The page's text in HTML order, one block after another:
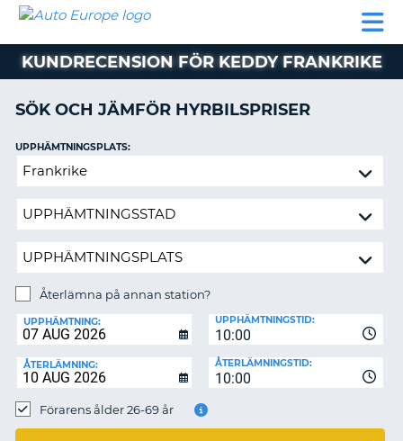
HYRBIL
HYRA
PARTNER
AUTO
EUROPE
HYRBIL
HYRA
HUSBIL
MIN
MEDLEMSINFORMATION
ADMINISTRERA
BOKNING
SVERIGE
KUNDRECENSION FÖR KEDDY FRANKRIKE
SÖK OCH JÄMFÖR HYRBILSPRISER
Återlämna
annan
UPPHÄMTNINGSPLATS:
Återlämna på annan station?
UPPHÄMTNING:
10:00
UPPHÄMTNINGSTID:
ÅTERLÄMNING:
10:00
ÅTERLÄMNINGSTID:
Förarens ålder 26-69 år